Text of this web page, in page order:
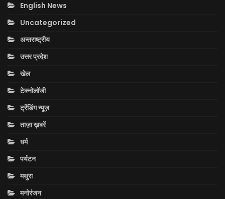
English News
Uncategorized
अन्तराष्ट्रीय
उत्तर प्रदेश
खेल
टेक्नोलॉजी
ट्रेंडिंग न्यूज़
ताज़ा ख़बरें
धर्म
पर्यटन
मथुरा
मनोरंजन